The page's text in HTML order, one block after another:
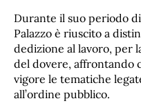
Durante il suo periodo
Palazzo è riuscito a
dedizione al lavoro, per
del dovere, affrontando
vigore le tematiche
all’ordine pubblico.